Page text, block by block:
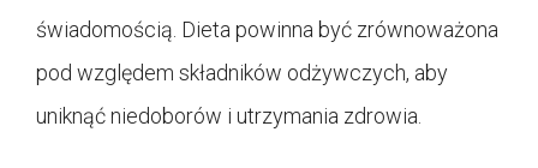
świadomością. Dieta powinna być zrównoważona
pod względem składników odżywczych, aby
uniknąć niedoborów i utrzymania zdrowia.